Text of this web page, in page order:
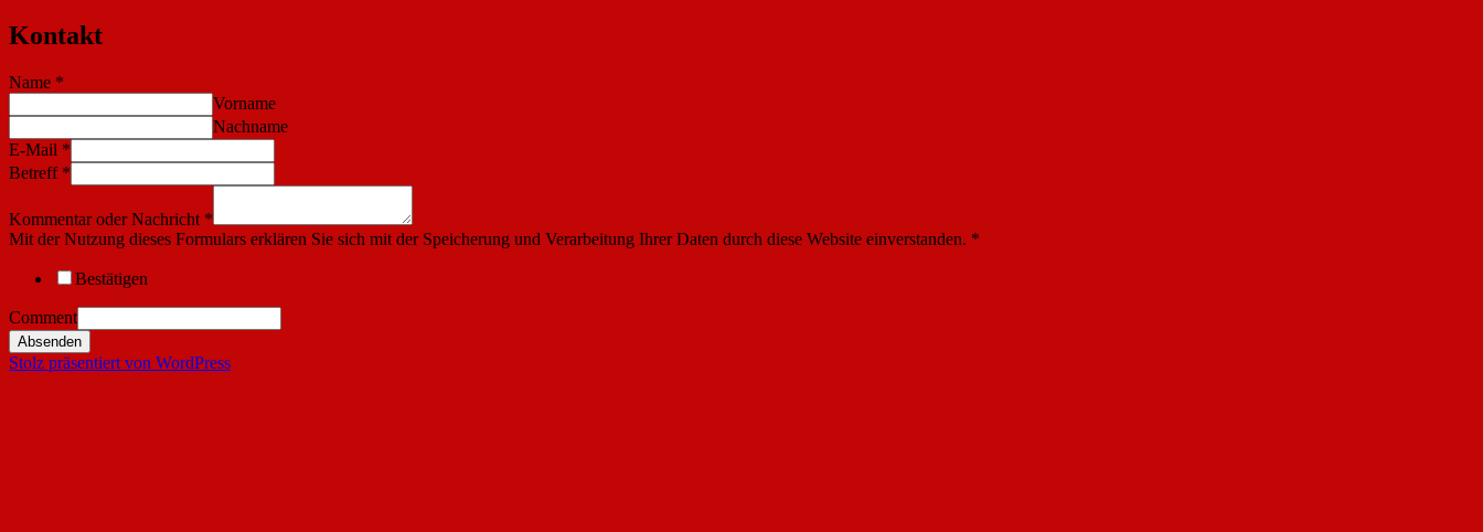
Kontakt
Name *
Vorname
Nachname
E-Mail *
Betreff *
Kommentar oder Nachricht *
Mit der Nutzung dieses Formulars erklären Sie sich mit der Speicherung und Verarbeitung Ihrer Daten durch diese Website einverstanden. *
Bestätigen
Comment
Absenden
Stolz präsentiert von WordPress